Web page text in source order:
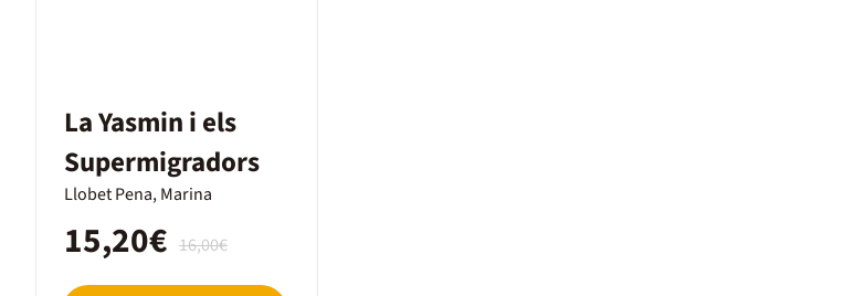
La Yasmin i els
Supermigradors
Llobet Pena, Marina
16,00€
15,20€